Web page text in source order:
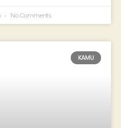
No Comments
KAMU